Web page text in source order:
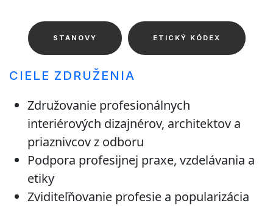
STANOVY ETICKÝ KÓDEX
CIELE ZDRUŽENIA
Združovanie profesionálnych
interiérových dizajnérov, architektov a
priaznivcov z odboru
Podpora profesijnej praxe, vzdelávania a
etiky
Zviditeľňovanie profesie a popularizácia